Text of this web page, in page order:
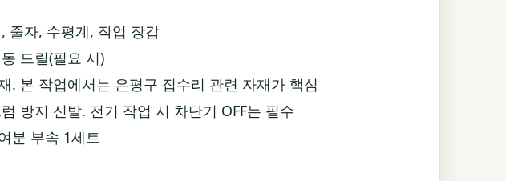
줄자, 수평계, 작업 장갑
드릴(필요 시)
. 본 작업에서는 은평구 집수리 관련 자재가 핵심
방지 신발. 전기 작업 시 차단기 OFF는 필수
분 부속 1세트